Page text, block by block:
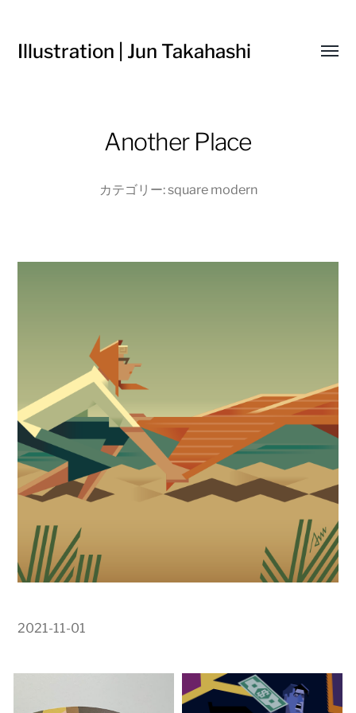
Illustration | Jun Takahashi
Another Place
カテゴリー:square modern
2021-11-01